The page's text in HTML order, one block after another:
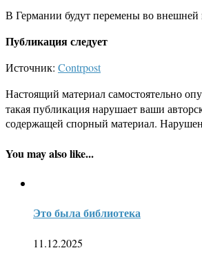
В Германии будут перемены во
Публикация следует
Источник: Contrpost
Настоящий материал самостоятельно
такая публикация нарушает ваши
содержащей спорный материал.
You may also like...
Это была библиотека
11.12.2025